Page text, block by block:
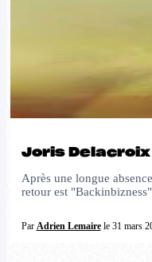
Joris
Après une longue
retour est
Par Adrien Lemairele 31 mars